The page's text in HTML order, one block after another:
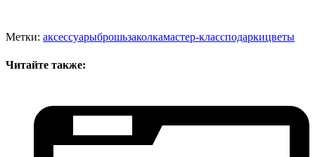
Метки: аксессуарыброшьзаколкамастер-классподаркицветы
Читайте также: